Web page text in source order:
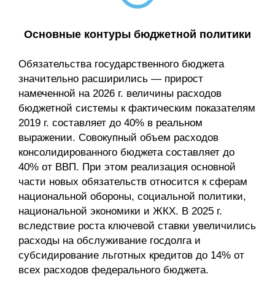
Основные контуры бюджетной политики
Обязательства государственного бюджета
значительно расширились — прирост
намеченной на 2026 г. величины расходов
бюджетной системы к фактическим показателям
2019 г. составляет до 40% в реальном
выражении. Совокупный объем расходов
консолидированного бюджета составляет до
40% от ВВП. При этом реализация основной
части новых обязательств относится к сферам
национальной обороны, социальной политики,
национальной экономики и ЖКХ. В 2025 г.
вследствие роста ключевой ставки увеличились
расходы на обслуживание госдолга и
субсидирование льготных кредитов до 14% от
всех расходов федерального бюджета.